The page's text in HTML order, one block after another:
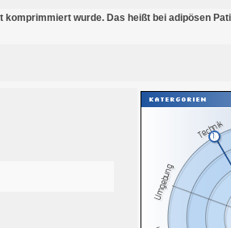
wurde. Das heißt bei adipösen